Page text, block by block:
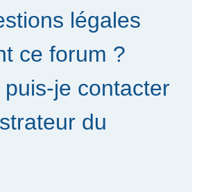
légales
ce forum ?
je contacter
du